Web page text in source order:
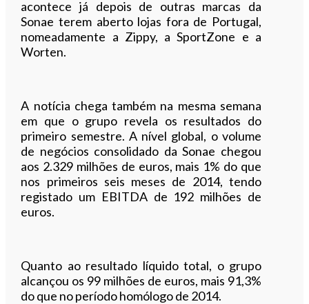
acontece já depois de outras marcas da
Sonae terem aberto lojas fora de Portugal,
nomeadamente a Zippy, a SportZone e a
Worten.
A notícia chega também na mesma semana
em que o grupo revela os resultados do
primeiro semestre. A nível global, o volume
de negócios consolidado da Sonae chegou
aos 2.329 milhões de euros, mais 1% do que
nos primeiros seis meses de 2014, tendo
registado um EBITDA de 192 milhões de
euros.
Quanto ao resultado líquido total, o grupo
alcançou os 99 milhões de euros, mais 91,3%
do que no período homólogo de 2014.